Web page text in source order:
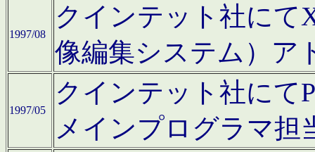
1997/08
クインテット社にて
像編集システム）ア
1997/05
クインテット社にて
メインプログラマ担